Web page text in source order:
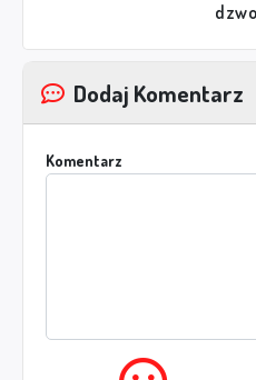
Dodaj Komentarz
Komentarz